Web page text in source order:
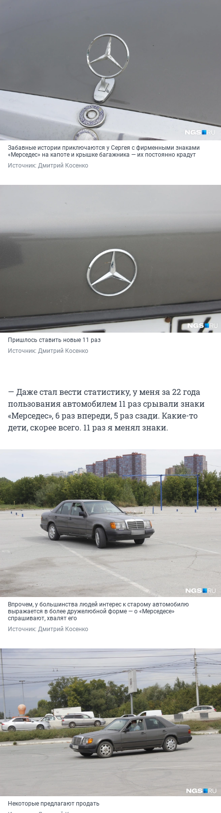
Забавные истории приключаются у Сергея с фирменными знаками
«Мерседес» на капоте и крышке багажника — их постоянно крадут
Источник: Дмитрий Косенко
Пришлось ставить новые 11 раз
Источник: Дмитрий Косенко
— Даже стал вести статистику, у меня за 22 года
пользования автомобилем 11 раз срывали знаки
«Мерседес», 6 раз впереди, 5 раз сзади. Какие-то
дети, скорее всего. 11 раз я менял знаки.
Впрочем, у большинства людей интерес к старому автомобилю
выражается в более дружелюбной форме — о «Мерседесе»
спрашивают, хвалят его
Источник: Дмитрий Косенко
Некоторые предлагают продать